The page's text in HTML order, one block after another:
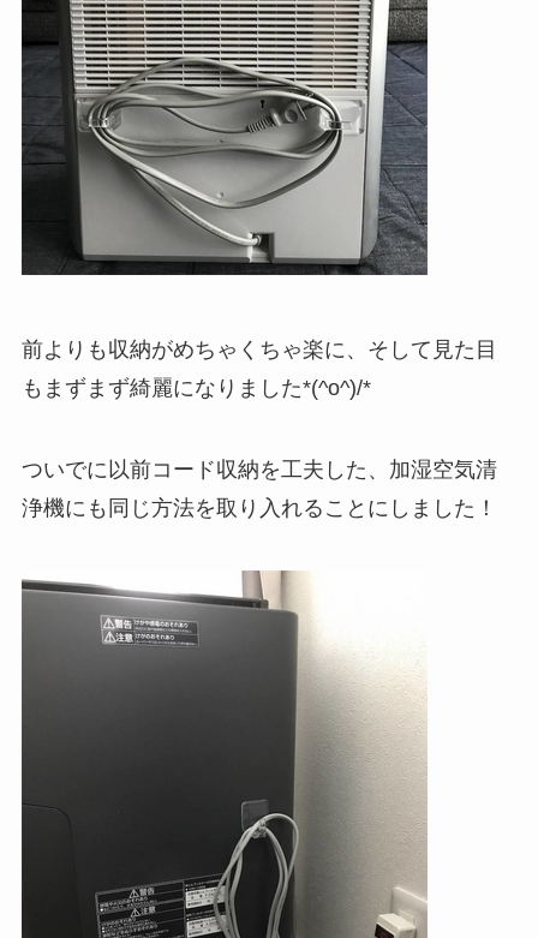
前よりも収納がめちゃくちゃ楽に、そして見た目
もまずまず綺麗になりました*(^o^)/*
ついでに以前コード収納を工夫した、加湿空気清
浄機にも同じ方法を取り入れることにしました！